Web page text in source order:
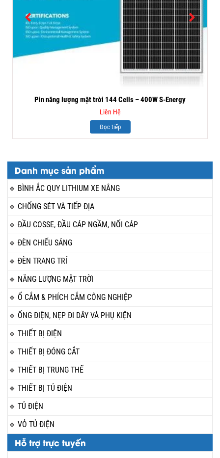
Danh mục sản phẩm
BÌNH ẮC QUY LITHIUM XE NÂNG
CHỐNG SÉT VÀ TIẾP ĐỊA
ĐẦU COSSE, ĐẦU CÁP NGẦM, NỐI CÁP
ĐÈN CHIẾU SÁNG
ĐÈN TRANG TRÍ
NĂNG LƯỢNG MẶT TRỜI
Ổ CẮM & PHÍCH CẮM CÔNG NGHIỆP
ỐNG ĐIỆN, NẸP ĐI DÂY VÀ PHỤ KIỆN
THIẾT BỊ ĐIỆN
THIẾT BỊ ĐÓNG CẮT
THIẾT BỊ TRUNG THẾ
THIẾT BỊ TỦ ĐIỆN
TỦ ĐIỆN
VỎ TỦ ĐIỆN
Hỗ trợ trực tuyến
Pin năng lượng mặt trời 144 Cells – 400W S-Energy
Liên Hệ
Đọc tiếp